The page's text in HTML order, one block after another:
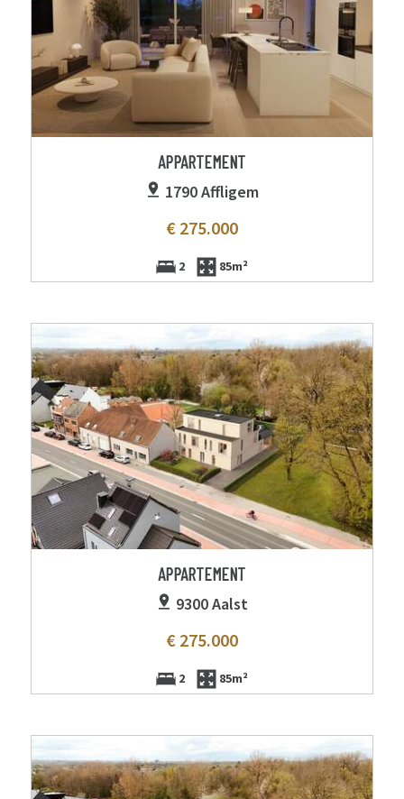
APPARTEMENT
1790 Affligem
€ 275.000
2 85m²
APPARTEMENT
9300 Aalst
€ 275.000
2 85m²